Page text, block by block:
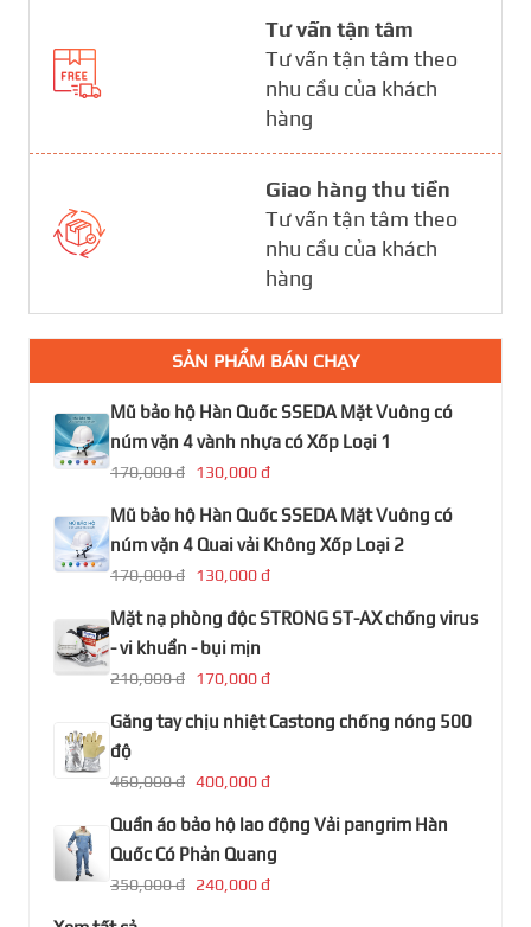
Tư vấn tận tâm
Tư vấn tận tâm theo
nhu cầu của khách
hàng
Giao hàng thu tiền
Tư vấn tận tâm theo
nhu cầu của khách
hàng
SẢN PHẨM BÁN CHẠY
Mũ bảo hộ Hàn Quốc SSEDA Mặt Vuông có
núm vặn 4 vành nhựa có Xốp Loại 1
170,000 đ 130,000 đ
Mũ bảo hộ Hàn Quốc SSEDA Mặt Vuông có
núm vặn 4 Quai vải Không Xốp Loại 2
170,000 đ 130,000 đ
Mặt nạ phòng độc STRONG ST-AX chống virus
- vi khuẩn - bụi mịn
210,000 đ 170,000 đ
Găng tay chịu nhiệt Castong chống nóng 500
độ
460,000 đ 400,000 đ
Quần áo bảo hộ lao động Vải pangrim Hàn
Quốc Có Phản Quang
350,000 đ 240,000 đ